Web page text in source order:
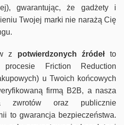
gwarantując, że gadżety i
Twojej marki nie narażą Cię
z potwierdzonych źródełto
Friction Reduction
u Twoich końcowych
firmą B2B, a nasza
zwrotów oraz publicznie
to gwarancja bezpieczeństwa.